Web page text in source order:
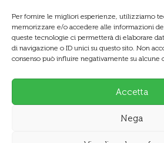
Per fornire le migliori esperienze, utilizziamo
memorizzare e/o accedere alle informazioni
queste tecnologie ci permetterà di elaborare
di navigazione o ID unici su questo sito. Non
consenso può influire negativamente su alcune
Accetta
Nega
Copyright © 2025 Caminada